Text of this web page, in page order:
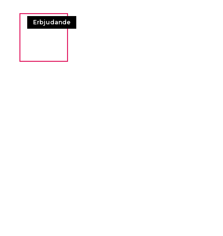
Erbjudande